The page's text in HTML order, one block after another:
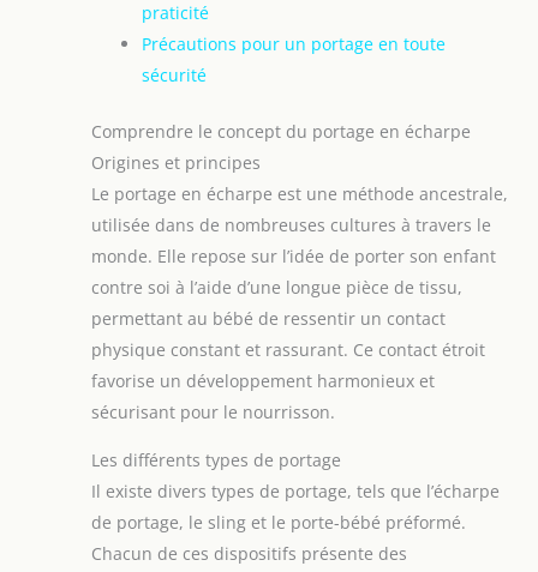
praticité
Précautions pour un portage en toute
sécurité
Comprendre le concept du portage en écharpe
Origines et principes
Le portage en écharpe est une méthode ancestrale,
utilisée dans de nombreuses cultures à travers le
monde. Elle repose sur l’idée de porter son enfant
contre soi à l’aide d’une longue pièce de tissu,
permettant au bébé de ressentir un contact
physique constant et rassurant. Ce contact étroit
favorise un développement harmonieux et
sécurisant pour le nourrisson.
Les différents types de portage
Il existe divers types de portage, tels que l’écharpe
de portage, le sling et le porte-bébé préformé.
Chacun de ces dispositifs présente des